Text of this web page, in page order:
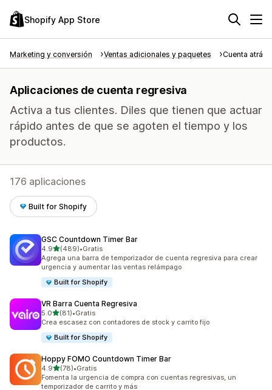
Shopify App Store
Marketing y conversión Ventas adicionales y paquetes Cuenta atrás
Aplicaciones de cuenta regresiva
Activa a tus clientes. Diles que tienen que actuar
rápido antes de que se agoten el tiempo y los
productos.
176 aplicaciones
Built for Shopify
GSC Countdown Timer Bar
4.9de 5 estrellas
(489)
489 reseñas en total
•Gratis
Agrega una barra de temporizador de cuenta regresiva para crear
urgencia y aumentar las ventas relámpago
Built for Shopify
VR Barra Cuenta Regresiva
5.0de 5 estrellas
(81)
81 reseñas en total
•Gratis
Crea escasez con contadores de stock y carrito fijo
Built for Shopify
Hoppy FOMO Countdown Timer Bar
4.9de 5 estrellas
(78)
78 reseñas en total
•Gratis
Fomenta la urgencia de compra con cuentas regresivas, un
temporizador de carrito y más